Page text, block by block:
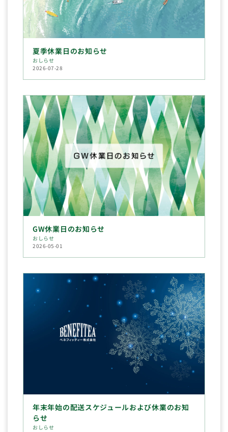
夏季休業日のお知らせ
おしらせ
2026-07-28
GW休業日のお知らせ
おしらせ
2026-05-01
年末年始の配送スケジュールおよび休業のお知
らせ
おしらせ